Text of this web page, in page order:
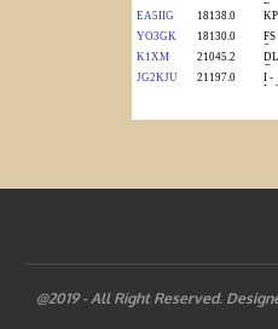
@2019 - All Right Reserved.